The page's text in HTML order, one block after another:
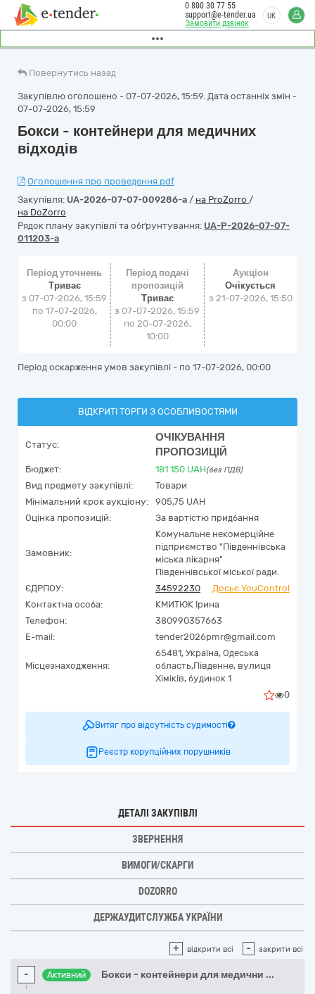
Замовити дзвінок
0 800 30 77 55
support@e-tender.ua
UK
Повернутись назад
Закупівлю оголошено - 07-07-2026, 15:59. Дата останніх змін -
07-07-2026, 15:59
Бокси - контейнери для медичних
відходів
Оголошення про проведення.pdf
Закупівля: UA-2026-07-07-009286-a / на ProZorro /
на DoZorro
Рядок плану закупівлі та обґрунтування: UA-P-2026-07-07-
011203-a
Період уточнень
Триває
з 07-07-2026, 15:59
по 17-07-2026,
00:00
Період подачі
пропозицій
Триває
з 07-07-2026, 15:59
по 20-07-2026,
10:00
Аукціон
Очікується
з 21-07-2026, 15:50
Період оскарження умов закупівлі - по 17-07-2026, 00:00
ВІДКРИТІ ТОРГИ З ОСОБЛИВОСТЯМИ
Статус:
ОЧІКУВАННЯ
ПРОПОЗИЦІЙ
Бюджет: 181 150 UAH(без ПДВ)
Вид предмету закупівлі:
Товари
Мінімальний крок аукціону:
905,75 UAH
Оцінка пропозицій:
За вартістю придбання
Замовник:
Комунальне некомерційне
підприємство "Південнівська
міська лікарня"
Південнівської міської ради.
ЄДРПОУ:
34592230
Досьє YouControl
Контактна особа:
КМИТЮК Ірина
Телефон:
380990357663
E-mail:
tender2026pmr@gmail.com
Місцезнаходження:
65481, Україна, Одеська
область,Південне, вулиця
Хіміків, будинок 1
0
Витяг про відсутність судимості
Реєстр корупційних порушників
ДЕТАЛІ ЗАКУПІВЛІ
ЗВЕРНЕННЯ
ВИМОГИ/СКАРГИ
DOZORRO
ДЕРЖАУДИТСЛУЖБА УКРАЇНИ
+ відкрити всі - закрити всі
- Активний Бокси - контейнери для медични ...